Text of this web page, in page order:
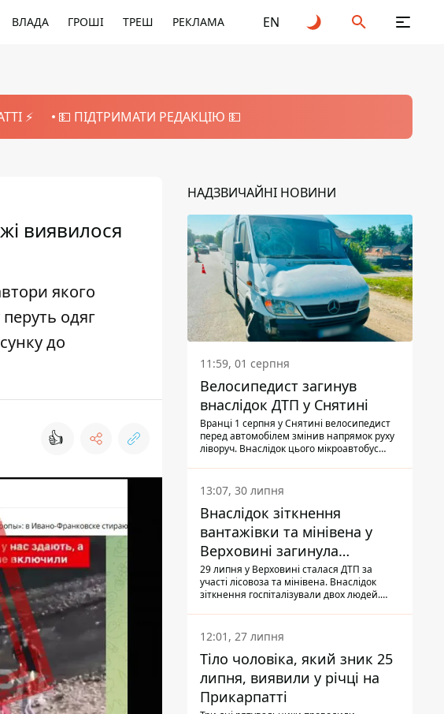
ВЛАДА ГРОШІ ТРЕШ РЕКЛАМА EN
⚡️ 💵 ПІДТРИМАТИ РЕДАКЦІЮ 💵
виявилося
якого
одяг
до
👍
НАДЗВИЧАЙНІ НОВИНИ
11:59, 01 серпня
Велосипедист загинув
внаслідок ДТП у Снятині
Вранці 1 серпня у Снятині велосипедист
перед автомобілем змінив напрямок руху
ліворуч. Внаслідок цього мікроавтобус
13:07, 30 липня
Внаслідок зіткнення
вантажівки та мінівена у
Верховині загинула
пасажирка, водійка - у
лікарні
29 липня у Верховині сталася ДТП за
участі лісовоза та мінівена. Внаслідок
зіткнення госпіталізували двох людей.
Також травми отримала водійка
автомобіля.
12:01, 27 липня
Тіло чоловіка, який зник 25
липня, виявили у річці на
Прикарпатті